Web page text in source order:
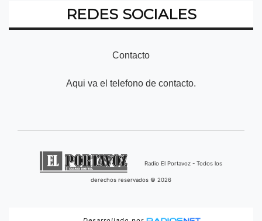
REDES SOCIALES
Contacto
Aqui va el telefono de contacto.
Radio El Portavoz - Todos los
derechos reservados © 2026